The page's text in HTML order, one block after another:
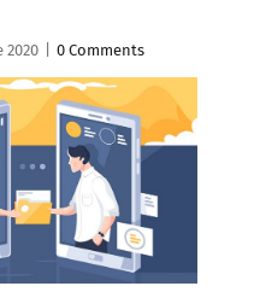
2020 0 Comments